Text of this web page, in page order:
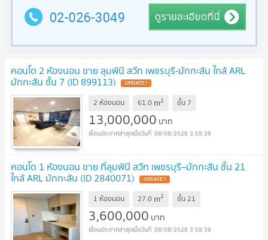
คอนโด 2 ห้องนอน ขาย ลุมพินี สวีท เพชรบุรี-มักกะสัน ใกล้ ARL
มักกะสัน ชั้น 7 (ID 899113)
2 ห้องนอน 61.0 m2 ชั้น 7
13,000,000 บาท
08/08/2026 3:59:39
คอนโด 1 ห้องนอน ขาย ที่ลุมพินี สวีท เพชรบุรี–มักกะสัน ชั้น 21
ใกล้ ARL มักกะสัน (ID 2840071)
1 ห้องนอน 27.0 m2 ชั้น21
3,600,000 บาท
08/08/2026 3:59:39